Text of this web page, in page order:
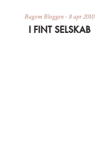
Bagom Bloggen-8 apr 2010
I FINT SELSKAB